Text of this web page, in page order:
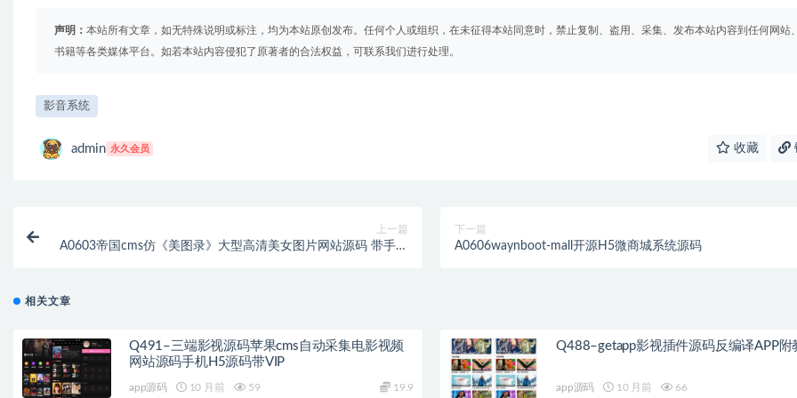
声明： 本站所有文章，如无特殊说明或标注，均为本站原创发布。任何个人或组织，在未征得本站同意时，禁止复制、盗用、采集、发布本站内容到任何网站、
书籍等各类媒体平台。如若本站内容侵犯了原著者的合法权益，可联系我们进行处理。
影音系统
admin 永久会员 收藏
上一篇
A0603帝国cms仿《美图录》大型高清美女图片网站源码 带手机
下一篇
A0606waynboot-mall开源H5微商城系统源码
相关文章
Q491–三端影视源码苹果cms自动采集电影视频
网站源码手机H5源码带VIP
app源码 10 月前 59 19.9
Q488–getapp影视插件源码反编译APP附
app源码 10 月前 66